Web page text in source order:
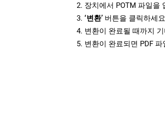
장치에서 POTM 파일을
‘변환’ 버튼을 클릭하세
변환이 완료될 때까지
변환이 완료되면 PDF